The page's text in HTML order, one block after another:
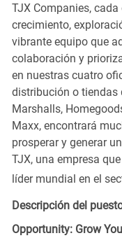
TJX Companies,
crecimiento,
vibrante equipo que
colaboración y
en nuestras cuatro
distribución o tiendas
Marshalls,
Maxx, encontrará
prosperar y generar
TJX, una empresa
líder mundial en el
Descripción del
Opportunity: Grow